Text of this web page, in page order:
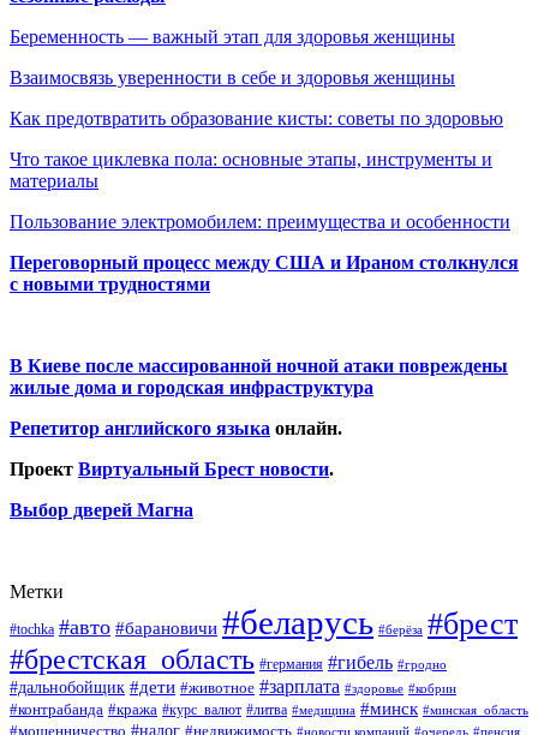
Беременность — важный этап для здоровья женщины
Взаимосвязь уверенности в себе и здоровья женщины
Как предотвратить образование кисты: советы по здоровью
Что такое циклевка пола: основные этапы, инструменты и
материалы
Пользование электромобилем: преимущества и особенности
Переговорный процесс между США и Ираном столкнулся
с новыми трудностями
В Киеве после массированной ночной атаки повреждены
жилые дома и городская инфраструктура
Репетитор английского языка онлайн.
Проект Виртуальный Брест новости.
Выбор дверей Магна
Метки
#tochka #авто #барановичи #беларусь #берёза #брест
#брестская_область #германия #гибель #гродно
#дальнобойщик #дети #животное #зарплата #здоровье #кобрин
#контрабанда #кража #курс_валют #литва #медицина #минск #минская_область
#мошенничество #налог #недвижимость #новости компаний #очередь #пенсия